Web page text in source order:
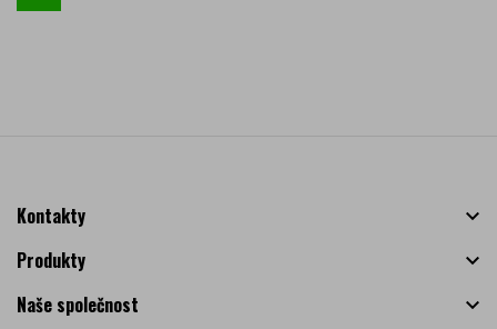
Kontakty

Produkty

Naše společnost
